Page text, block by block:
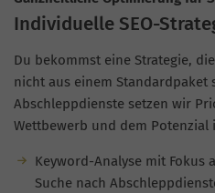
Individuelle SEO-
Du bekommst eine Strategie,
nicht aus einem Standardpaket
Abschleppdienste setzen wir
Wettbewerb und dem Potenzial
Keyword-Analyse mit
Suche nach